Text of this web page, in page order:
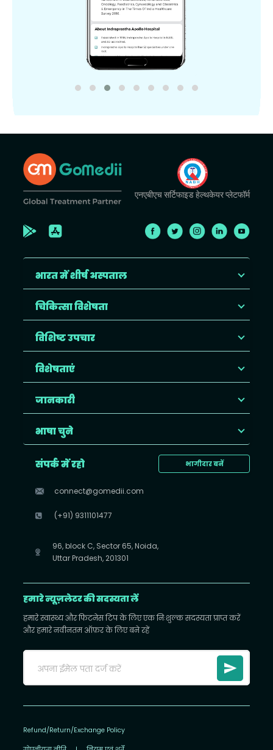
एनएबीएच सर्टिफाइड हेल्थकेयर प्लेटफॉर्म
भारत में शीर्ष अस्पताल
चिकित्सा विशेषता
विशिष्ट उपचार
विशेषताएं
जानकारी
भाषा चुने
भागीदार बनें
संपर्क में रहो
connect@gomedii.com
(+91) 9311101477
96, block C, Sector 65, Noida,
Uttar Pradesh, 201301
हमारे न्यूज़लेटर की सदस्यता लें
हमारे स्वास्थ्य और फिटनेस टिप के लिए एक निःशुल्क सदस्यता प्राप्त करें
और हमारे नवीनतम ऑफ़र के लिए बने रहें
Refund/Return/Exchange Policy